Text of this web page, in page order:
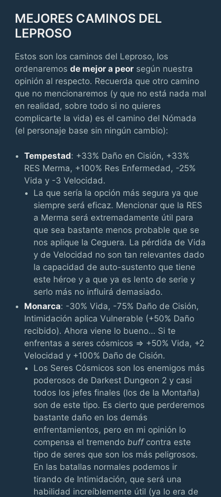
MEJORES CAMINOS DEL
LEPROSO
Estos son los caminos del Leproso, los
ordenaremos de mejor a peor según nuestra
opinión al respecto. Recuerda que otro camino
que no mencionaremos (y que no está nada mal
en realidad, sobre todo si no quieres
complicarte la vida) es el camino del Nómada
(el personaje base sin ningún cambio):
Tempestad: +33% Daño en Cisión, +33%
RES Merma, +100% Res Enfermedad, -25%
Vida y -3 Velocidad.
La que sería la opción más segura ya que
siempre será eficaz. Mencionar que la RES
a Merma será extremadamente útil para
que sea bastante menos probable que se
nos aplique la Ceguera. La pérdida de Vida
y de Velocidad no son tan relevantes dado
la capacidad de auto-sustento que tiene
este héroe y a que ya es lento de serie y
serlo más no influirá demasiado.
Monarca: -30% Vida, -75% Daño de Cisión,
Intimidación aplica Vulnerable (+50% Daño
recibido). Ahora viene lo bueno… Si te
enfrentas a seres cósmicos => +50% Vida, +2
Velocidad y +100% Daño de Cisión.
Los Seres Cósmicos son los enemigos más
poderosos de Darkest Dungeon 2 y casi
todos los jefes finales (los de la Montaña)
son de este tipo. Es cierto que perderemos
bastante daño en los demás
enfrentamientos, pero en mi opinión lo
compensa el tremendo buffcontra este
tipo de seres que son los más peligrosos.
En las batallas normales podemos ir
tirando de Intimidación, que será una
habilidad increíblemente útil (ya lo era de